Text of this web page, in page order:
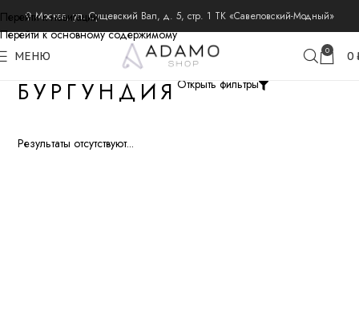
Перейти к навигации
Перейти к основному содержимому
⚲ Москва, ул. Сущевский Вал, д. 5, стр. 1 ТК «Савеловский-Модный»
МЕНЮ 0 0
БУРГУНДИЯОткрыть фильтры
Результаты отсутствуют...